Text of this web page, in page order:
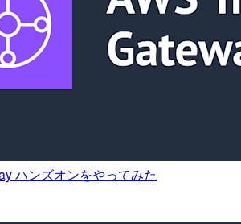
ハンズオンをやってみた